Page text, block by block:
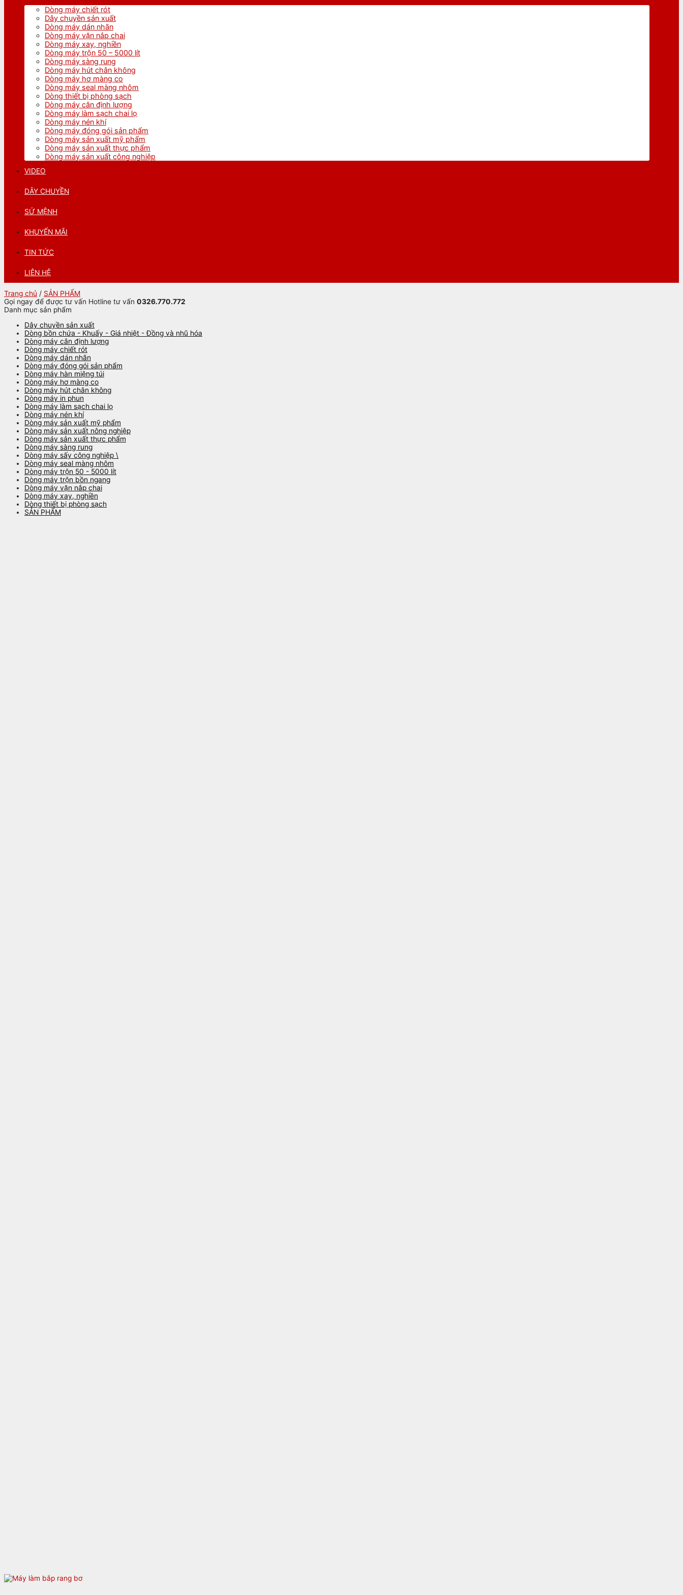
Dòng máy chiết rót
Dây chuyền sản xuất
Dòng máy dán nhãn
Dòng máy vặn nắp chai
Dòng máy xay, nghiền
Dòng máy trộn 50 – 5000 lít
Dòng máy sàng rung
Dòng máy hút chân không
Dòng máy hơ màng co
Dòng máy seal màng nhôm
Dòng thiết bị phòng sạch
Dòng máy cân định lượng
Dòng máy làm sạch chai lọ
Dòng máy nén khí
Dòng máy đóng gói sản phẩm
Dòng máy sản xuất mỹ phẩm
Dòng máy sản xuất thực phẩm
Dòng máy sản xuất công nghiệp
VIDEO
DÂY CHUYỀN
SỨ MỆNH
KHUYẾN MÃI
TIN TỨC
LIÊN HỆ
Trang chủ / SẢN PHẨM
Gọi ngay để được tư vấn Hotline tư vấn 0326.770.772
Danh mục sản phẩm
Dây chuyền sản xuất
Dòng bồn chứa - Khuấy - Giá nhiệt - Đồng và nhũ hóa
Dòng máy cân định lượng
Dòng máy chiết rót
Dòng máy dán nhãn
Dòng máy đóng gói sản phẩm
Dòng máy hàn miệng túi
Dòng máy hơ màng co
Dòng máy hút chân không
Dòng máy in phun
Dòng máy làm sạch chai lọ
Dòng máy nén khí
Dòng máy sản xuất mỹ phẩm
Dòng máy sản xuất nông nghiệp
Dòng máy sản xuất thực phẩm
Dòng máy sàng rung
Dòng máy sấy công nghiệp \
Dòng máy seal màng nhôm
Dòng máy trộn 50 - 5000 lít
Dòng máy trộn bồn ngang
Dòng máy vặn nắp chai
Dòng máy xay, nghiền
Dòng thiết bị phòng sạch
SẢN PHẨM